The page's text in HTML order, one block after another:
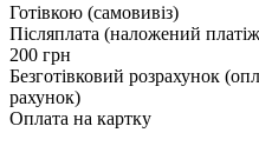
Готівкою (самовивіз)
Післяплата (наложений
200 грн
Безготівковий розрахунок
рахунок)
Оплата на картку